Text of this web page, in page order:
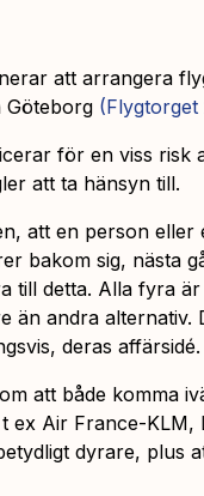
att arrangera
Göteborg
för en viss risk
att ta hänsyn till.
att en person eller
bakom sig, nästa
till detta. Alla fyra
än andra alternativ.
deras affärsidé.
att både komma
ex Air France-KLM,
dyrare, plus